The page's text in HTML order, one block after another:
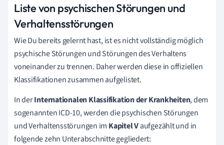
Liste von psychischen Störungen und
Verhaltensstörungen
Wie Du bereits gelernt hast, ist es nicht vollständig möglich
psychische Störungen und Störungen des Verhaltens
voneinander zu trennen. Daher werden diese in offiziellen
Klassifikationen zusammen aufgelistet.
In derInternationalen Klassifikation der Krankheiten, dem
sogenannten ICD-10, werden die psychischen Störungen
und Verhaltensstörungen im Kapitel Vaufgezählt und in
folgende zehn Unterabschnitte gegliedert: